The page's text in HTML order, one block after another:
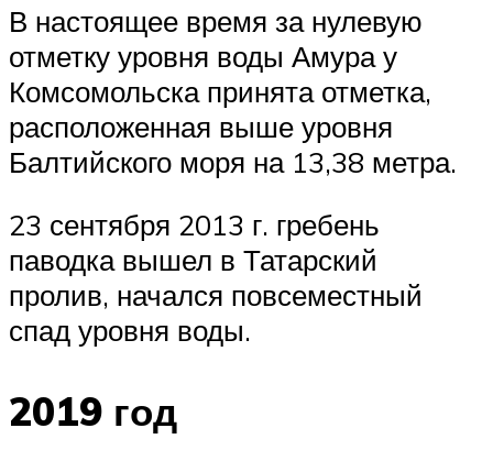
В настоящее время за нулевую
отметку уровня воды Амура у
Комсомольска принята отметка,
расположенная выше уровня
Балтийского моря на 13,38 метра.
23 сентября 2013 г. гребень
паводка вышел в Татарский
пролив, начался повсеместный
спад уровня воды.
2019 год